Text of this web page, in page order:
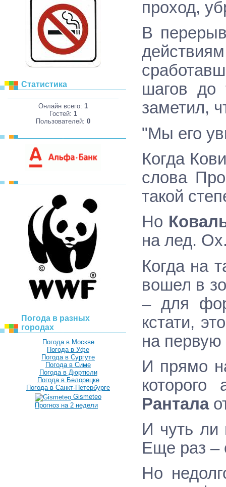
Статистика
Онлайн всего: 1
Гостей: 1
Пользователей: 0
Погода в разных
городах
Погода в Москве
Погода в Уфе
Погода в Сургуте
Погода в Симе
Погода в Дюртюли
Погода в Белорецке
Погода в Санкт-Петербурге
Gismeteo
Прогноз на 2 недели
проход,
В
шагов до
заметил,
"Мы его
Когда
слова
такой
Но
на лед.
Когда на
вошел в
– для
кстати,
на
И прямо
Рантала
И чуть ли
Еще раз –
Но